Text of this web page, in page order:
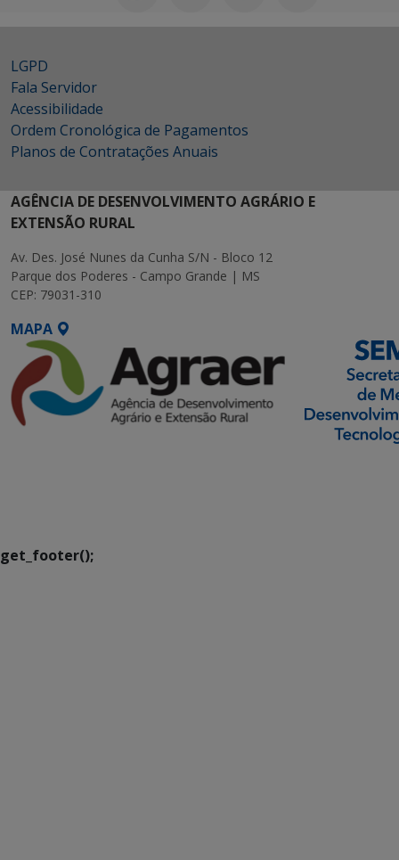
LGPD
Fala Servidor
Acessibilidade
Ordem Cronológica de Pagamentos
Planos de Contratações Anuais
AGÊNCIA DE DESENVOLVIMENTO AGRÁRIO E
EXTENSÃO RURAL
Av. Des. José Nunes da Cunha S/N - Bloco 12
Parque dos Poderes - Campo Grande | MS
CEP: 79031-310
MAPA
get_footer();